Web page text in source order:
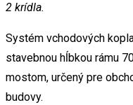
2 krídla.
Systém vchodových
stavebnou hĺbkou rámu
mostom, určený pre
budovy.